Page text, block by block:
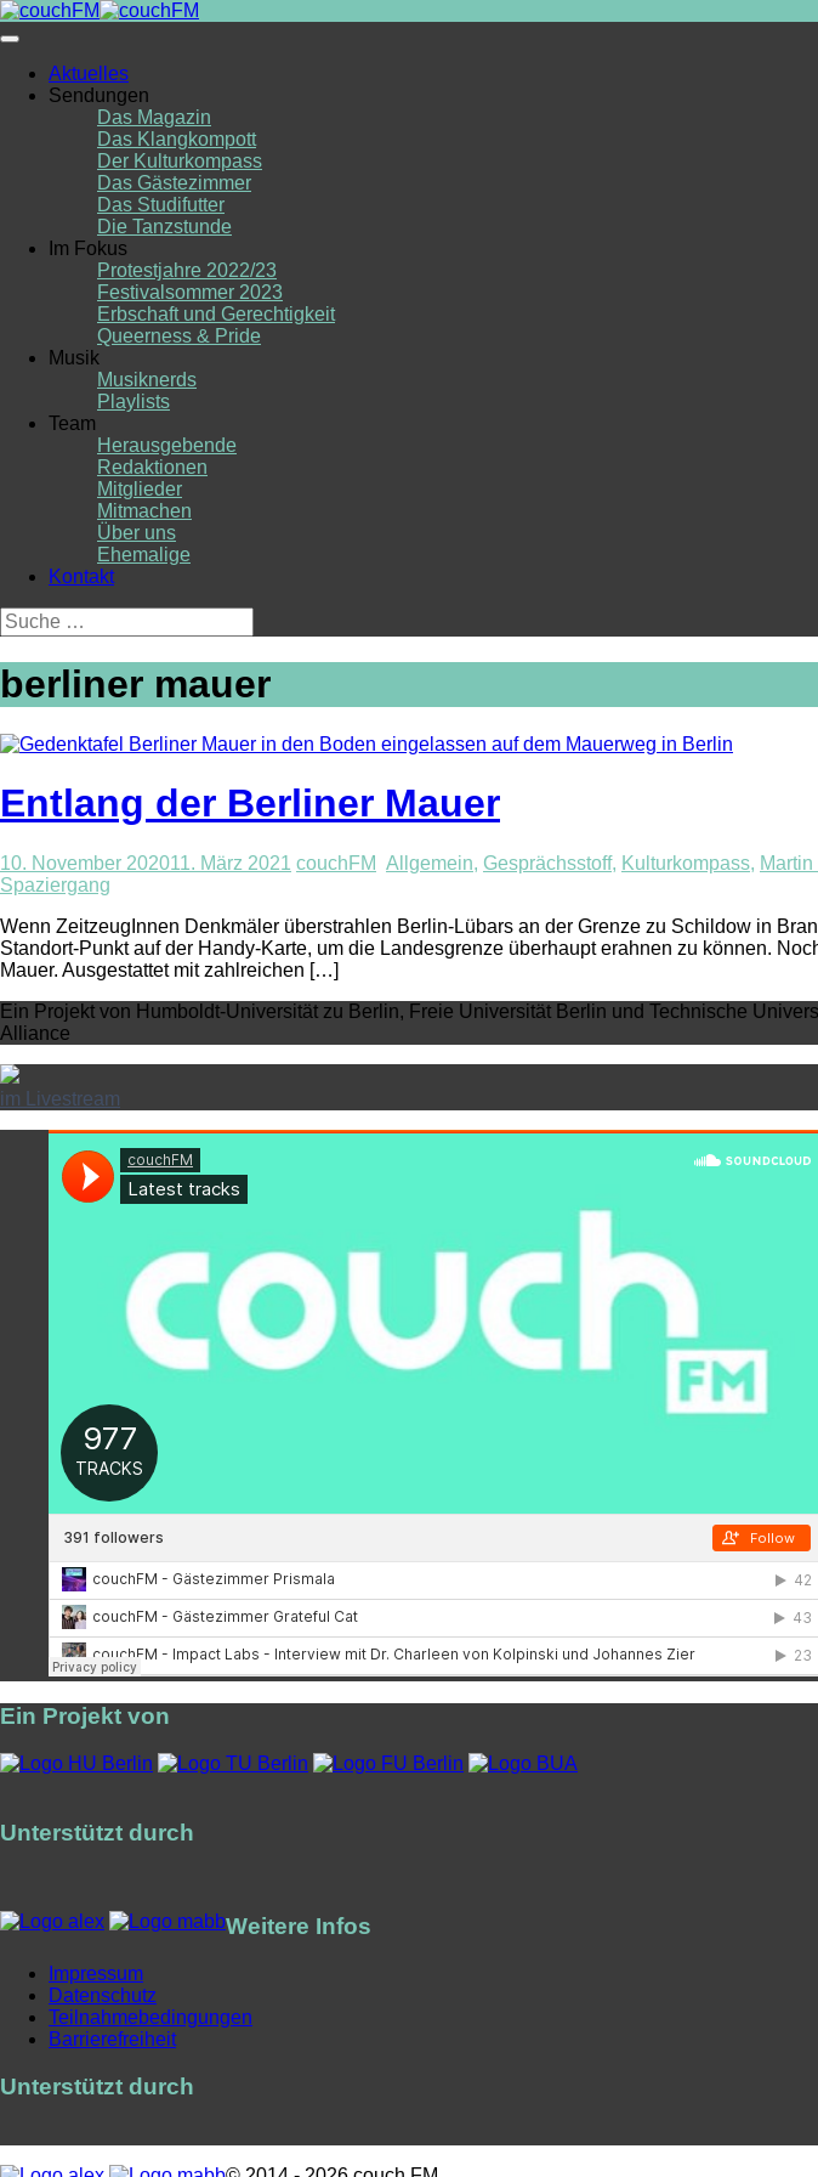
Skip
to
Aktuelles
Sendungen
Das Magazin
Das Klangkompott
Der Kulturkompass
Das Gästezimmer
Das Studifutter
Die Tanzstunde
Im Fokus
Protestjahre 2022/23
Festivalsommer 2023
Erbschaft und Gerechtigkeit
Queerness & Pride
Musik
Musiknerds
Playlists
Team
Herausgebende
Redaktionen
Mitglieder
Mitmachen
Über uns
Ehemalige
Kontakt
Suche
nach:
berliner mauer
Entlang der Berliner Mauer
10. November 202011. März 2021 couchFM Allgemein, Gesprächsstoff, Kulturkompass,
Spaziergang
Wenn ZeitzeugInnen Denkmäler überstrahlen Berlin-Lübars an der Grenze zu Schildow in
Standort-Punkt auf der Handy-Karte, um die Landesgrenze überhaupt erahnen zu können.
Mauer. Ausgestattet mit zahlreichen […]
Ein Projekt von Humboldt-Universität zu Berlin, Freie Universität Berlin und Technische
Alliance
im Livestream
Ein Projekt von
Unterstützt durch
Weitere Infos
Impressum
Datenschutz
Teilnahmebedingungen
Barrierefreiheit
Unterstützt durch